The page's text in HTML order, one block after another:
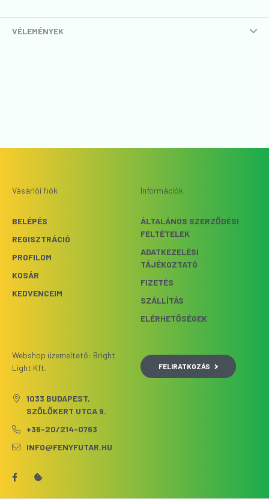
VÉLEMÉNYEK
Vásárlói fiók
BELÉPÉS
REGISZTRÁCIÓ
PROFILOM
KOSÁR
KEDVENCEIM
Információk
ÁLTALÁNOS SZERZŐDÉSI
FELTÉTELEK
ADATKEZELÉSI
TÁJÉKOZTATÓ
FIZETÉS
SZÁLLÍTÁS
ELÉRHETŐSÉGEK
Webshop üzemeltető: Bright
Light Kft.
1033 BUDAPEST,
SZŐLŐKERT UTCA 9.
+36-20/214-0763
INFO@FENYFUTAR.HU
FELIRATKOZÁS